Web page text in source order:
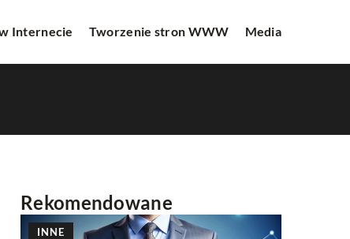
Internecie Tworzenie stron WWW Media
Rekomendowane
INNE